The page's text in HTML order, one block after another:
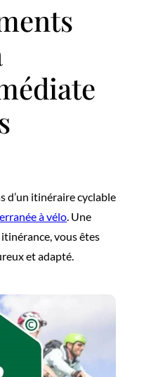
d’un itinéraire cyclable
à vélo . Une
vous êtes
et adapté.